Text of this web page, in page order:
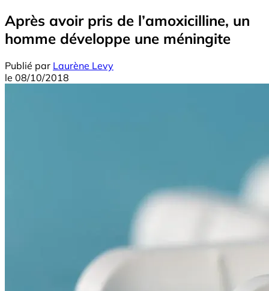
Après avoir pris de l’amoxicilline, un
homme développe une méningite
Publié par Laurène Levy
le 08/10/2018